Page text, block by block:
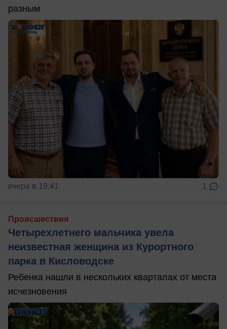
разным
вчера в 19:41 1
Происшествия
Четырехлетнего мальчика увела
неизвестная женщина из Курортного
парка в Кисловодске
Ребенка нашли в нескольких кварталах от места
исчезновения